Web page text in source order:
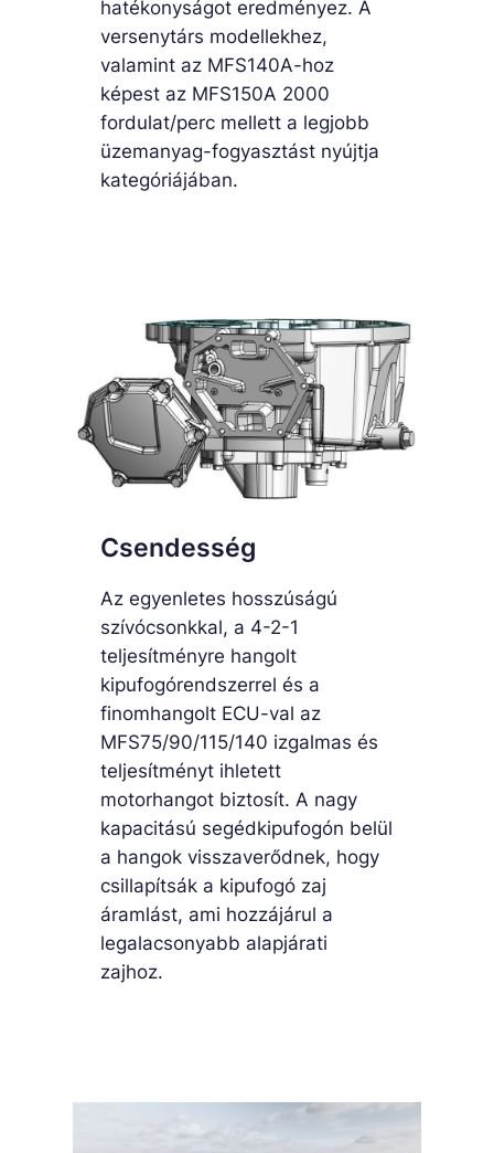
hatékonyságot eredményez. A
versenytárs modellekhez,
valamint az MFS140A-hoz
képest az MFS150A 2000
fordulat/perc mellett a legjobb
üzemanyag-fogyasztást nyújtja
kategóriájában.
Csendesség
Az egyenletes hosszúságú
szívócsonkkal, a 4-2-1
teljesítményre hangolt
kipufogórendszerrel és a
finomhangolt ECU-val az
MFS75/90/115/140 izgalmas és
teljesítményt ihletett
motorhangot biztosít. A nagy
kapacitású segédkipufogón belül
a hangok visszaverődnek, hogy
csillapítsák a kipufogó zaj
áramlást, ami hozzájárul a
legalacsonyabb alapjárati
zajhoz.